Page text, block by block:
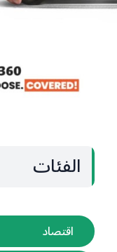
الفئات
اقتصاد